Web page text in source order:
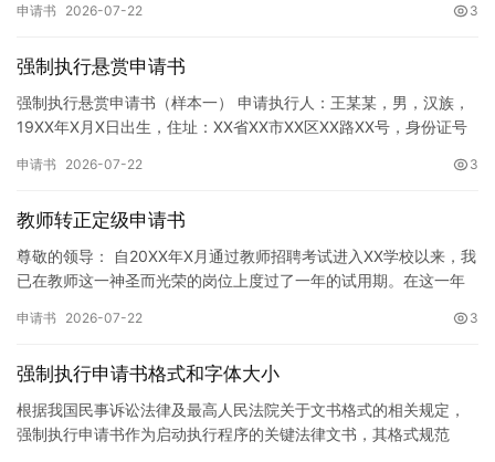
申请书 2026-07-22 3
强制执行悬赏申请书
强制执行悬赏申请书（样本一） 申请执行人：王某某，男，汉族，
19XX年X月X日出生，住址：XX省XX市XX区XX路XX号，身份证号
申请书 2026-07-22 3
教师转正定级申请书
尊敬的领导： 自20XX年X月通过教师招聘考试进入XX学校以来，我
已在教师这一神圣而光荣的岗位上度过了一年的试用期。在这一年
申请书 2026-07-22 3
强制执行申请书格式和字体大小
根据我国民事诉讼法律及最高人民法院关于文书格式的相关规定，
强制执行申请书作为启动执行程序的关键法律文书，其格式规范